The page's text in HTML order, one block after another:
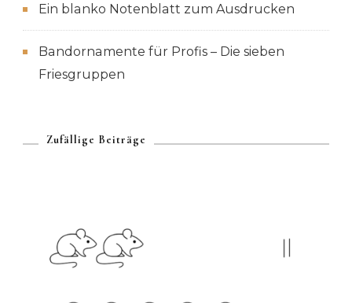
Ein blanko Notenblatt zum Ausdrucken
Bandornamente für Profis – Die sieben
Friesgruppen
Zufällige Beiträge